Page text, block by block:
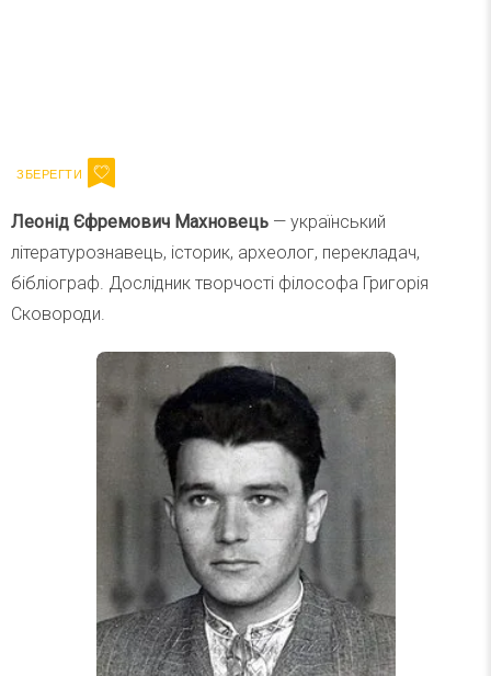
Леонід Єфремович Махновець — український
літературознавець, історик, археолог, перекладач,
бібліограф. Дослідник творчості філософа Григорія
Сковороди.